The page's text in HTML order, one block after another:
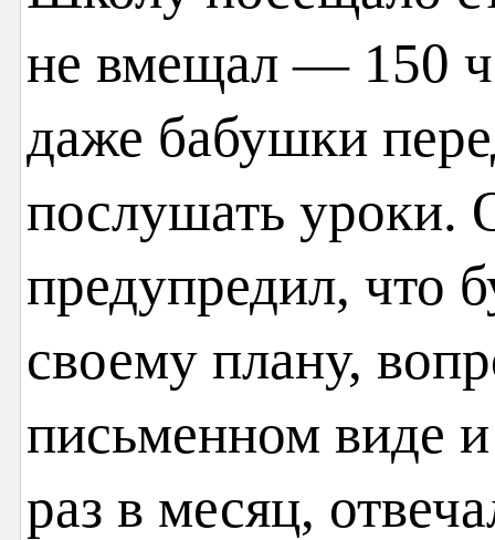
не вмещал — 150
даже бабушки
послушать уроки.
предупредил, что
своему плану,
письменном виде
раз в месяц,